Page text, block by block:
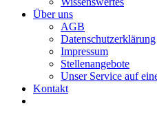
Über uns
AGB
Datenschutzerklärung
Impressum
Stellenangebote
Unser Service auf
Kontakt